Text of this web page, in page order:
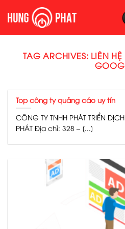
TAG ARCHIVES: LIÊN
Top công ty quảng cáo uy tín
CÔNG TY TNHH PHÁT TRIỂN
PHÁT Địa chỉ: 328 – [...]